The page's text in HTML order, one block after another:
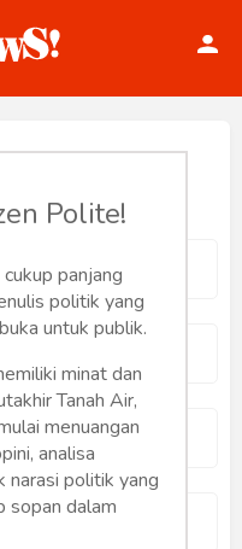
Polite!
panjang
politik yang
untuk publik.
minat dan
Tanah Air,
menuangan
analisa
narasi politik yang
sopan dalam